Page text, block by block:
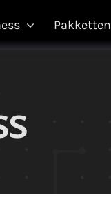
Pakketten